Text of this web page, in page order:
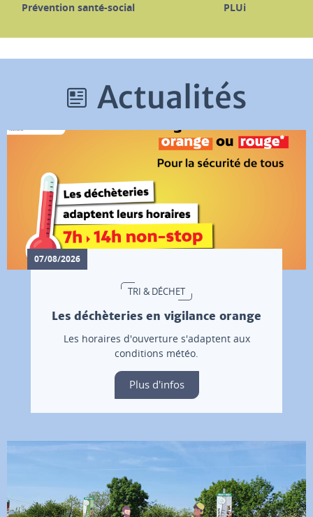
Prévention santé-social PLUi
Actualités
07/08/2026
TRI & DÉCHET
Les déchèteries en vigilance orange
Les horaires d'ouverture s'adaptent aux
conditions météo.
Plus d'infos